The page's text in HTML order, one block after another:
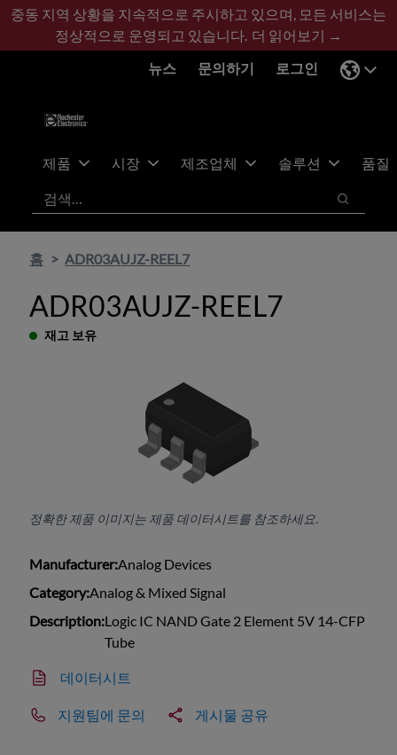
기
콘
바
글
중동 지역 상황을 지속적으로 주시하고 있으며, 모든 서비스는
정상적으로 운영되고 있습니다. 더 읽어보기 →
뉴스
문의하기 로그인
제품 시장 제조업체 솔루션
품질
검색
검색
홈 ADR03AUJZ-REEL7
ADR03AUJZ-REEL7
재고 보유
정확한 제품 이미지는 제품 데이터시트를 참조하세요.
Manufacturer:Analog Devices
Category:Analog & Mixed Signal
Description:Logic IC NAND Gate 2 Element 5V 14-CFP
Tube
데이터시트
지원팀에 문의 게시물 공유